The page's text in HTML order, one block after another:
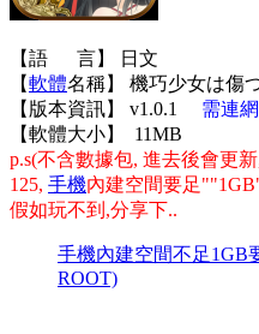
【語 言】 日文
【軟體名稱】 機巧少女は傷
【版本資訊】 v1.0.1 需連
【軟體大小】 11MB
p.s(不含數據包, 進去後會更
125, 手機內建空間要足
假如玩不到,分享下..
手機內建空間不足1GB
ROOT)